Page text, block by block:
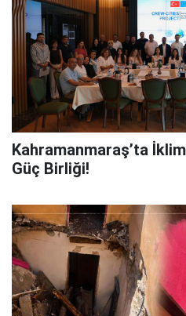
Kahramanmaraş’ta
Güç Birliği!